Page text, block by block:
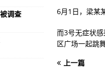
万份样本初筛结果均为阴性
山区的小康之路
冰雹强对流天气 造成1人死亡、16人
6月1日，梁某
而3号无症状
区广场一起跳
上一篇
调查